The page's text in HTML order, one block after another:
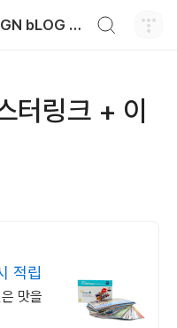
♨ mONSTER dESIGN bLOG - 몬스터디자인 블로그
터링크 + 이
적립
맛을